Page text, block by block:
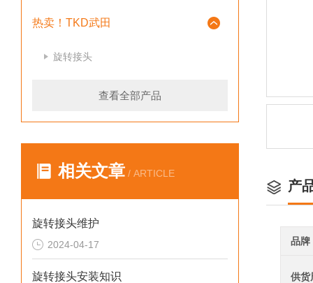
热卖！TKD武田
旋转接头
查看全部产品
相关文章 / ARTICLE
旋转接头维护
2024-04-17
旋转接头安装知识
产
品牌
供货